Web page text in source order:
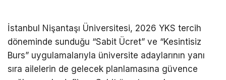
İstanbul Nişantaşı Üniversitesi, 2026 YKS tercih
döneminde sunduğu “Sabit Ücret” ve “Kesintisiz
Burs” uygulamalarıyla üniversite adaylarının yanı
sıra ailelerin de gelecek planlamasına güvence